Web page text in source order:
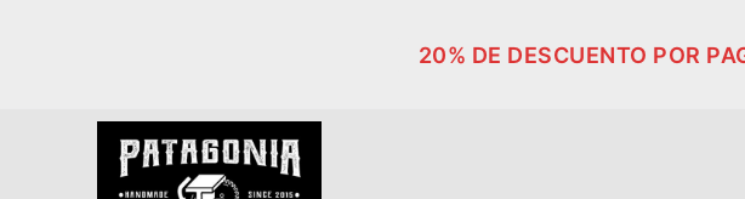
20% DE DESCUENTO POR